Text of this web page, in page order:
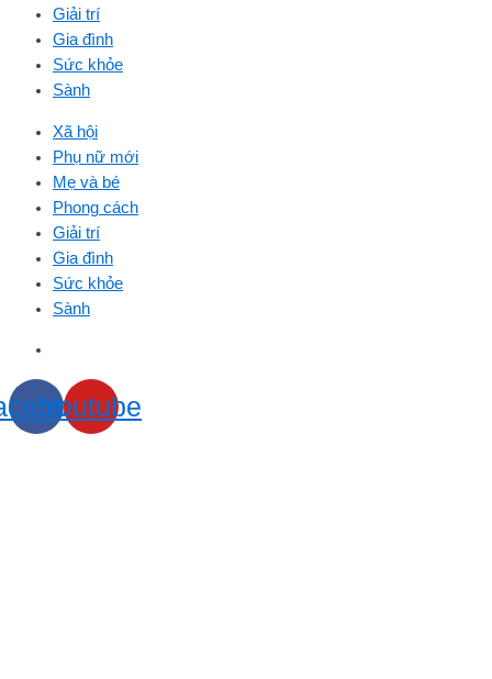
Giải trí
Gia đình
Sức khỏe
Sành
Xã hội
Phụ nữ mới
Mẹ và bé
Phong cách
Giải trí
Gia đình
Sức khỏe
Sành
Youtube